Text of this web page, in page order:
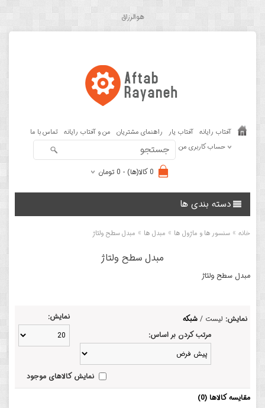
هوالرزاق
آفتاب رایانه آفتاب یار راهنمای مشتریان من و آفتاب رایانه تماس با ما
حساب کاربری من
0 کالا(ها) - 0 تومان
دسته بندی ها
خانه » سنسور ها و ماژول ها » مبدل ها » مبدل سطح ولتاژ
مبدل سطح ولتاژ
مبدل سطح ولتاژ
نمایش: لیست / شبکه
نمایش:
مرتب کردن بر اساس:
نمایش کالاهای موجود
مقایسه کالاها (0)